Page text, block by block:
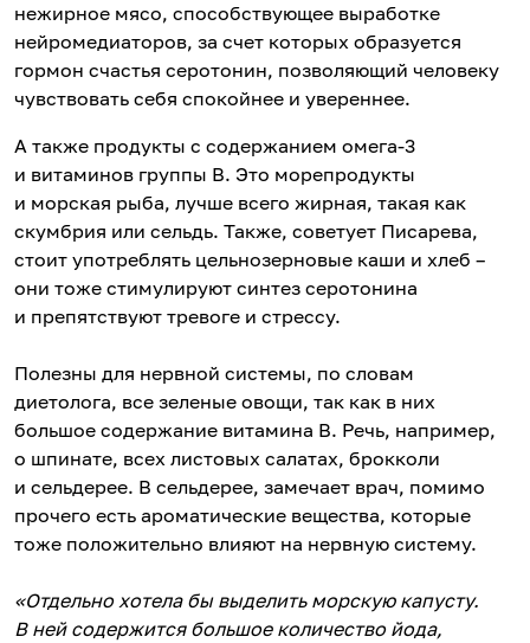
нежирное мясо, способствующее выработке
нейромедиаторов, за счет которых образуется
гормон счастья серотонин, позволяющий человеку
чувствовать себя спокойнее и увереннее.
А также продукты с содержанием омега-3
и витаминов группы B. Это морепродукты
и морская рыба, лучше всего жирная, такая как
скумбрия или сельдь. Также, советует Писарева,
стоит употреблять цельнозерновые каши и хлеб –
они тоже стимулируют синтез серотонина
и препятствуют тревоге и стрессу.
Полезны для нервной системы, по словам
диетолога, все зеленые овощи, так как в них
большое содержание витамина В. Речь, например,
о шпинате, всех листовых салатах, брокколи
и сельдерее. В сельдерее, замечает врач, помимо
прочего есть ароматические вещества, которые
тоже положительно влияют на нервную систему.
«Отдельно хотела бы выделить морскую капусту.
В ней содержится большое количество йода,